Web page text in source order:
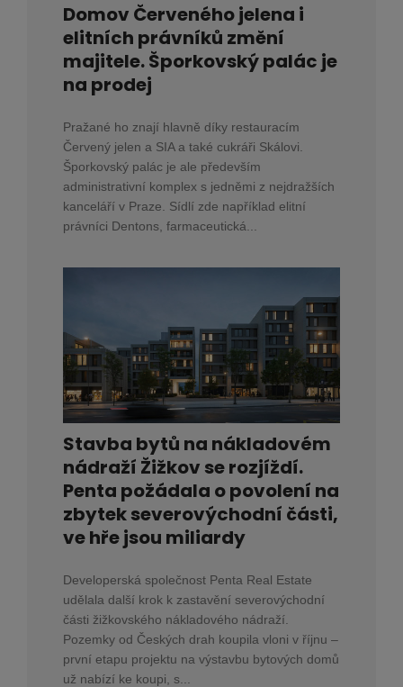
Domov Červeného jelena i
elitních právníků změní
majitele. Šporkovský palác je
na prodej
Pražané ho znají hlavně díky restauracím
Červený jelen a SIA a také cukráři Skálovi.
Šporkovský palác je ale především
administrativní komplex s jedněmi z nejdražších
kanceláří v Praze. Sídlí zde například elitní
právníci Dentons, farmaceutická...
Stavba bytů na nákladovém
nádraží Žižkov se rozjíždí.
Penta požádala o povolení na
zbytek severovýchodní části,
ve hře jsou miliardy
Developerská společnost Penta Real Estate
udělala další krok k zastavění severovýchodní
části žižkovského nákladového nádraží.
Pozemky od Českých drah koupila vloni v říjnu –
první etapu projektu na výstavbu bytových domů
už nabízí ke koupi, s...